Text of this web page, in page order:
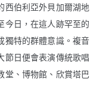
西伯利亞外貝加爾湖地
今日，在這人跡罕至的
獨特的群體意識。複音
節日便會表演傳統歌唱
堂、博物館、欣賞塔巴